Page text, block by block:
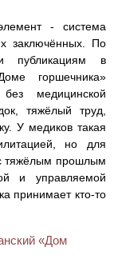
- система
заключённых. По
публикациям в
горшечника»
без медицинской
тяжёлый труд,
У медиков такая
но для
тяжёлым прошлым
и управляемой
принимает кто-то
«Дом